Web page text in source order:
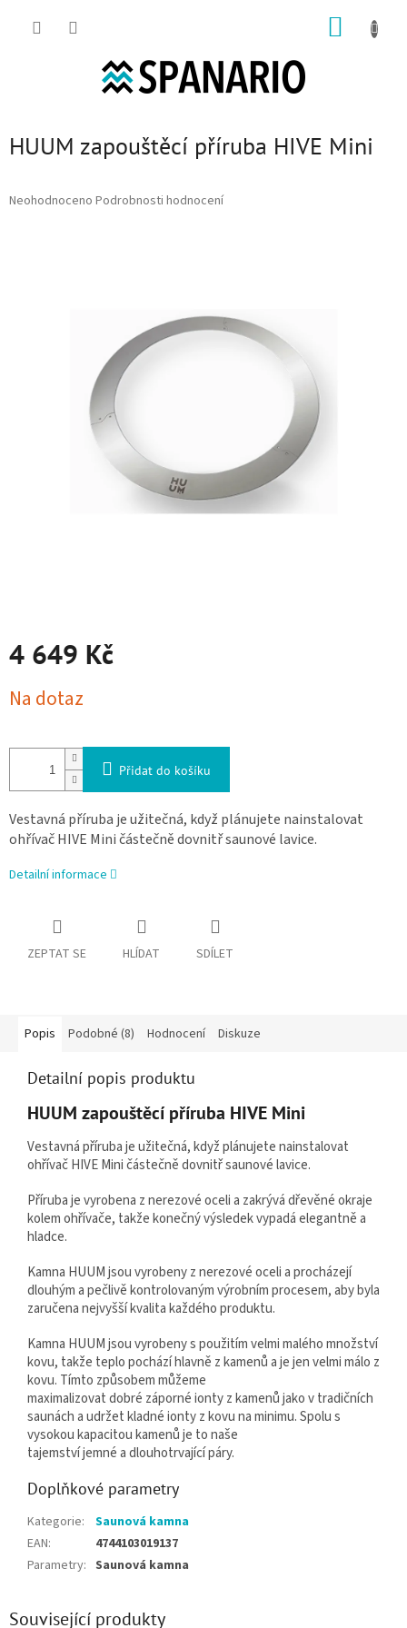
HUUM zapouštěcí příruba HIVE Mini
Průměrné hodnocení produktu je 0,0 z 5 hvězdiček.
Neohodnoceno Podrobnosti hodnocení
4 649 Kč
Na dotaz
Přidat do košíku
Vestavná příruba je užitečná, když plánujete nainstalovat
ohřívač HIVE Mini částečně dovnitř saunové lavice.
Detailní informace
ZEPTAT SE HLÍDAT SDÍLET
Popis Podobné (8) Hodnocení Diskuze
Detailní popis produktu
HUUM zapouštěcí příruba HIVE Mini
Vestavná příruba je užitečná, když plánujete nainstalovat
ohřívač HIVE Mini částečně dovnitř saunové lavice.
Příruba je vyrobena z nerezové oceli a zakrývá dřevěné okraje
kolem ohřívače, takže konečný výsledek vypadá elegantně a
hladce.
Kamna HUUM jsou vyrobeny z nerezové oceli a procházejí
dlouhým a pečlivě kontrolovaným výrobním procesem, aby byla
zaručena nejvyšší kvalita každého produktu.
Kamna HUUM jsou vyrobeny s použitím velmi malého množství
kovu, takže teplo pochází hlavně z kamenů a je jen velmi málo z
kovu. Tímto způsobem můžeme
maximalizovat dobré záporné ionty z kamenů jako v tradičních
saunách a udržet kladné ionty z kovu na minimu. Spolu s
vysokou kapacitou kamenů je to naše
tajemství jemné a dlouhotrvající páry.
Doplňkové parametry
Kategorie:
Saunová kamna
EAN:
4744103019137
Parametry: Saunová kamna
Související produkty